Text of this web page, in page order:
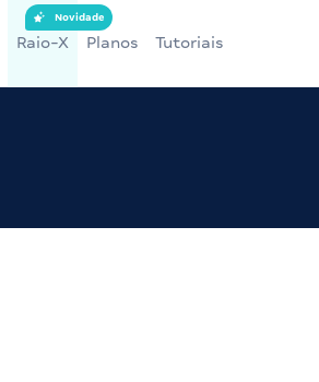
Raio-X
Novidade
Planos Tutoriais